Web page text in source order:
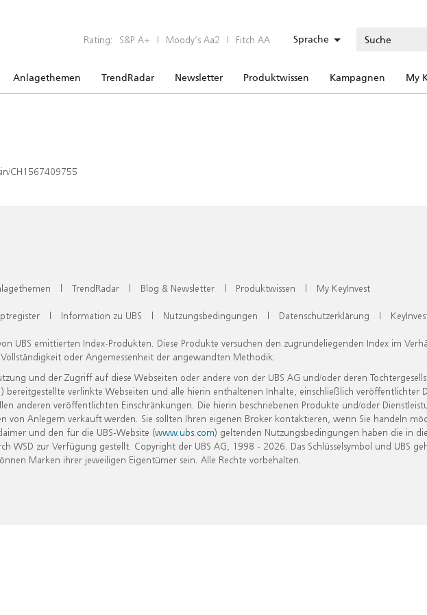
Rating: S&P A+ | Moody’s Aa2 | Fitch AA Sprache
Anlagethemen TrendRadar Newsletter Produktwissen Kampagnen My
CH1567409755
| TrendRadar | Blog & Newsletter | Produktwissen | My KeyInvest
| Information zu UBS | Nutzungsbedingungen | Datenschutzerklärung |
UBS emittierten Index-Produkten. Diese Produkte versuchen den zugrundeliegenden Index im
oder Angemessenheit der angewandten Methodik.
und der Zugriff auf diese Webseiten oder andere von der UBS AG und/oder deren
verlinkte Webseiten und alle hierin enthaltenen Inhalte, einschließlich veröffentlichter
anderen veröffentlichten Einschränkungen. Die hierin beschriebenen Produkte und/oder
Anlegern verkauft werden. Sie sollten Ihren eigenen Broker kontaktieren, wenn Sie handeln
und den für die UBS-Website (www.ubs.com) geltenden Nutzungsbedingungen haben die in
zur Verfügung gestellt. Copyright der UBS AG, 1998 - 2026. Das Schlüsselsymbol und UBS
Marken ihrer jeweiligen Eigentümer sein. Alle Rechte vorbehalten.